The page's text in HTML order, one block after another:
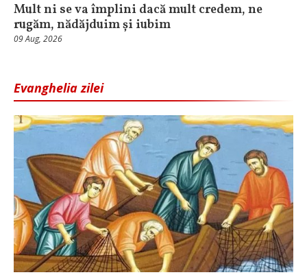
Mult ni se va împlini dacă mult credem, ne
rugăm, nădăjduim și iubim
09 Aug, 2026
Evanghelia zilei